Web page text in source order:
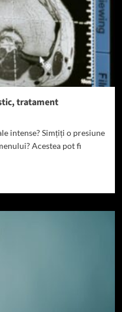
tratament
intense? Simțiți o presiune
Acestea pot fi